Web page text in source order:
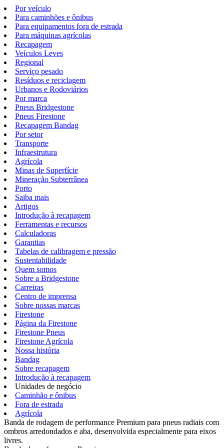
Por veículo
Para caminhões e ônibus
Para equipamentos fora de estrada
Para máquinas agrícolas
Recapagem
Veículos Leves
Regional
Serviço pesado
Resíduos e reciclagem
Urbanos e Rodoviários
Por marca
Pneus Bridgestone
Pneus Firestone
Recapagem Bandag
Por setor
Transporte
Infraestrutura
Agrícola
Minas de Superfície
Mineração Subterrânea
Porto
Saiba mais
Artigos
Introdução à recapagem
Ferramentas e recursos
Calculadoras
Garantias
Tabelas de calibragem e pressão
Sustentabilidade
Quem somos
Sobre a Bridgestone
Carreiras
Centro de imprensa
Sobre nossas marcas
Firestone
Página da Firestone
Firestone Pneus
Firestone Agrícola
Nossa história
Bandag
Sobre recapagem
Introdução à recapagem
Unidades de negócio
Caminhão e ônibus
Fora de estrada
Agrícola
Banda de rodagem de performance Premium para pneus radiais com
ombros arredondados e aba, desenvolvida especialmente para eixos
livres.